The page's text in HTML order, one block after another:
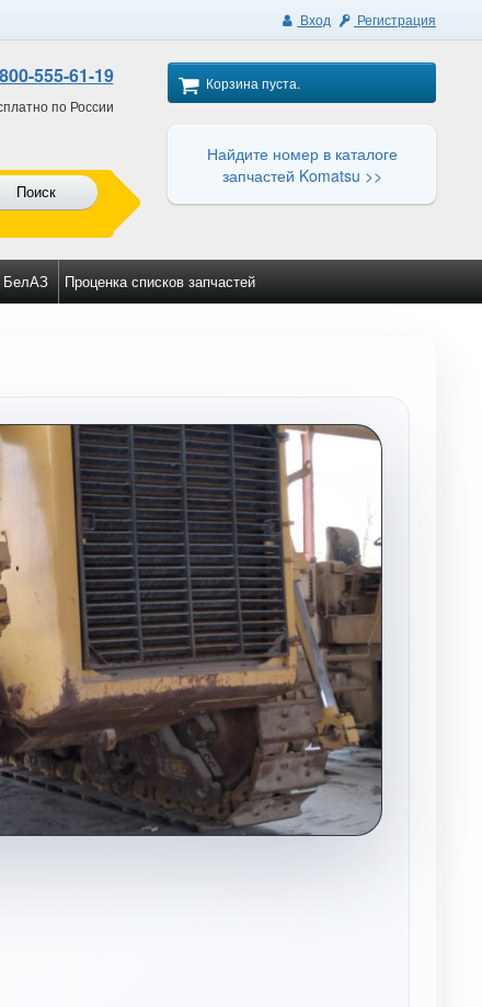
Вход Регистрация
555-61-19
по России
Поиск
Корзина пуста.
Найдите номер в каталоге
запчастей Komatsu >>
БелАЗ Проценка списков запчастей